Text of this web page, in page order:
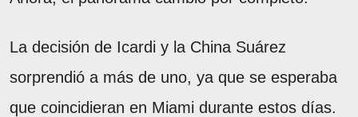
La decisión de Icardi y la China Suárez
sorprendió a más de uno, ya que se esperaba
que coincidieran en Miami durante estos días.